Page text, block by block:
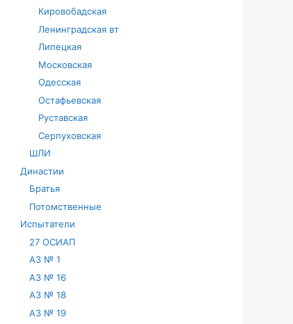
Кировобадская
Ленинградская вт
Липецкая
Московская
Одесская
Остафьевская
Руставская
Серпуховская
ШЛИ
Династии
Братья
Потомственные
Испытатели
27 ОСИАП
АЗ № 1
АЗ № 16
АЗ № 18
АЗ № 19